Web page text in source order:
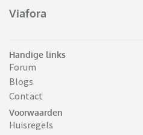
Viafora
Handige links
Forum
Blogs
Contact
Voorwaarden
Huisregels